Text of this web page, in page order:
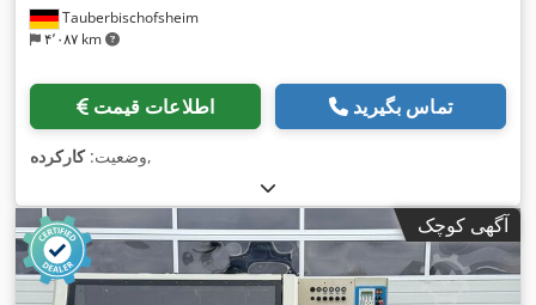
Tauberbischofsheim
۴٬۰۸۷ km
اطلاعات قیمت تماس بگیرید
وضعیت:کارکرده ,
آگهی کوچک